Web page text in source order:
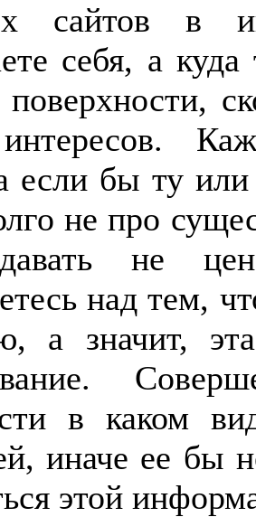
сайтов в
себя, а
если бы ту
не про
не
над тем,
а значит,
в каком
иначе ее
этой